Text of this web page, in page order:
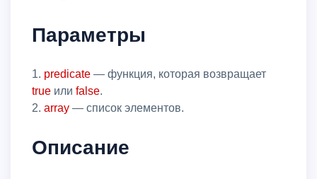
Параметры
1. predicate — функция, которая возвращает
true или false.
2. array — список элементов.
Описание